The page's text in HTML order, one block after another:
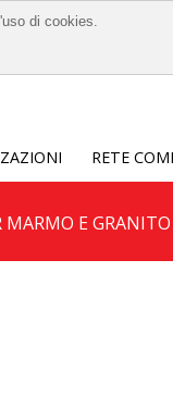
RETE
MARMO E GRANITO
di cookies.